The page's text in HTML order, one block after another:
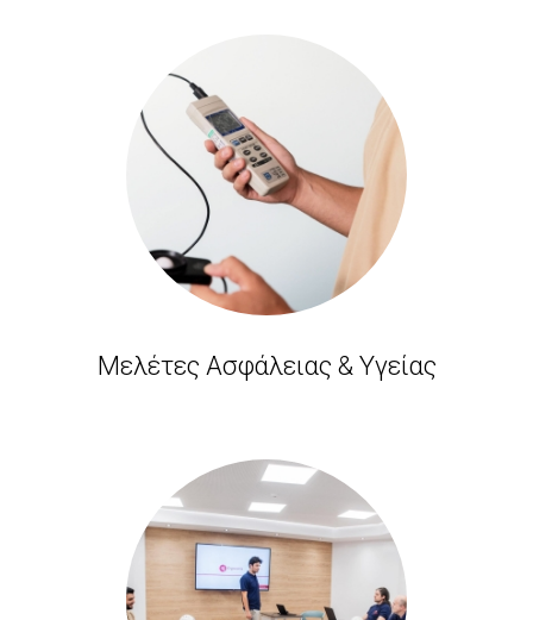
Μελέτες Ασφάλειας & Υγείας